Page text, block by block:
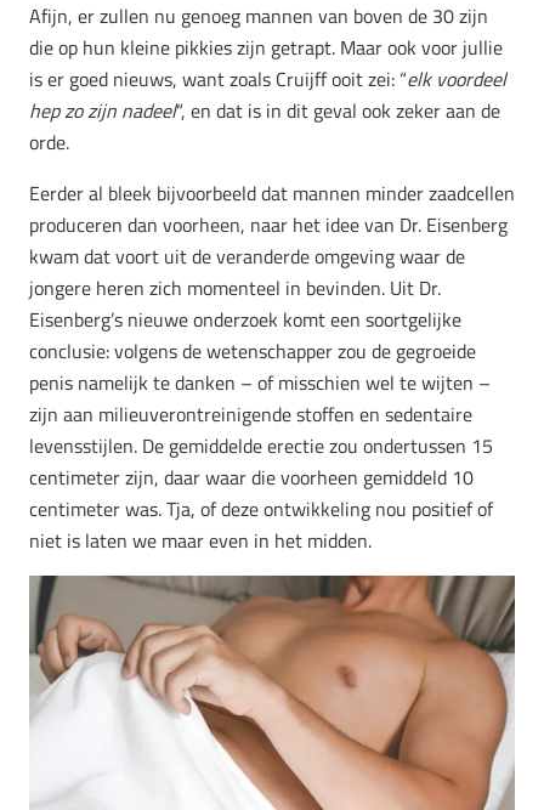
Afijn, er zullen nu genoeg mannen van boven de 30 zijn
die op hun kleine pikkies zijn getrapt. Maar ook voor jullie
is er goed nieuws, want zoals Cruijff ooit zei: “elk voordeel
hep zo zijn nadeel“, en dat is in dit geval ook zeker aan de
orde.
Eerder al bleek bijvoorbeeld dat mannen minder zaadcellen
produceren dan voorheen, naar het idee van Dr. Eisenberg
kwam dat voort uit de veranderde omgeving waar de
jongere heren zich momenteel in bevinden. Uit Dr.
Eisenberg’s nieuwe onderzoek komt een soortgelijke
conclusie: volgens de wetenschapper zou de gegroeide
penis namelijk te danken – of misschien wel te wijten –
zijn aan milieuverontreinigende stoffen en sedentaire
levensstijlen. De gemiddelde erectie zou ondertussen 15
centimeter zijn, daar waar die voorheen gemiddeld 10
centimeter was. Tja, of deze ontwikkeling nou positief of
niet is laten we maar even in het midden.